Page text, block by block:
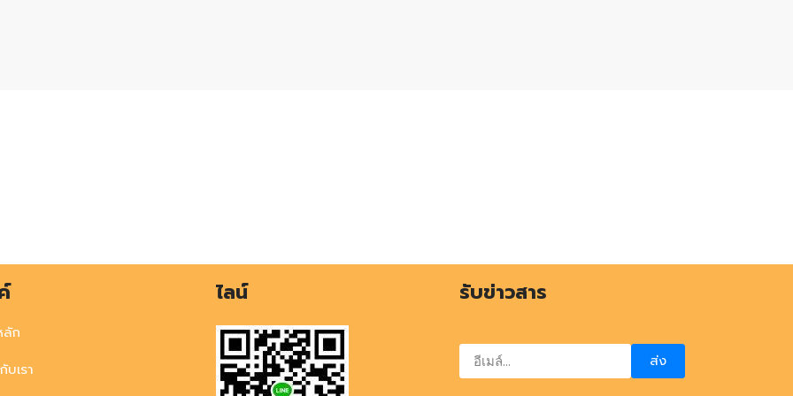
ลัก
บเรา
ไลน์ รับข่าวสาร